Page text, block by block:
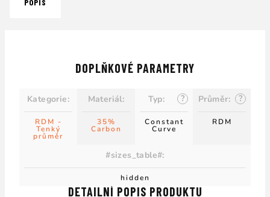
POPIS
DETAILNÍ POPIS PRODUKTU
DOPLŇKOVÉ PARAMETRY
Kategorie:
RDM -
Tenký
průměr
Materiál:
35%
Carbon
?
Typ:
Constant
Curve
?
Průměr:
RDM
#sizes_table#:
hidden